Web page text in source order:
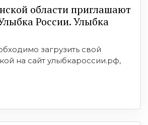
области приглашают
России. Улыбка
загрузить свой
на сайт улыбкароссии.рф,